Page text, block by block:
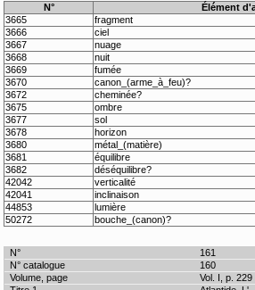
N°
Élément
3665
fragment
3666
ciel
3667
nuage
3668
nuit
3669
fumée
3670
canon_(arme_à_feu)?
3672
cheminée?
3675
ombre
3677
sol
3678
horizon
3680
métal_(matière)
3681
équilibre
3682
déséquilibre?
42042
verticalité
42041
inclinaison
44853
lumière
50272
bouche_(canon)?
161
160
Vol. I, p. 229